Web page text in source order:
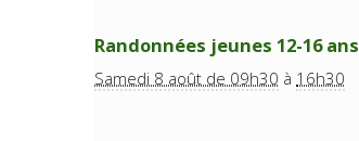
Randonnées jeunes 12-16 ans
Samedi 8 août de 09h30 à 16h30